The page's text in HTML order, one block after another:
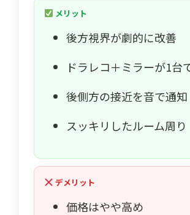
メリット
後方視界が劇的に改善
ドラレコ＋ミラーが1台
後側方の接近を音で通知
スッキリしたルーム周り
デメリット
価格はやや高め